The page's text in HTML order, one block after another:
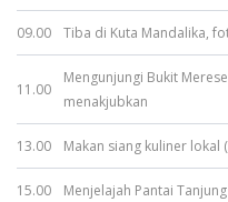
09.00 Tiba di Kuta Mandalika,
11.00
Mengunjungi Bukit
menakjubkan
13.00 Makan siang kuliner lokal
15.00 Menjelajah Pantai